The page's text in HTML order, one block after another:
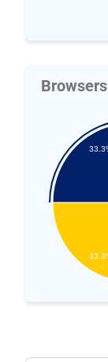
Browsers